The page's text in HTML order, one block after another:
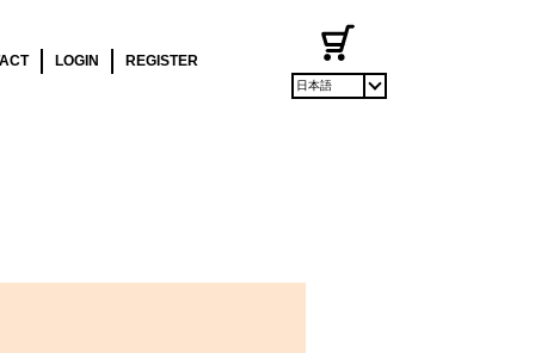
LOGIN REGISTER